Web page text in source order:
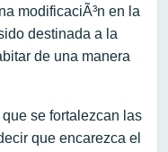
modificaciÃ³n en la
destinada a la
de una manera
se fortalezcan las
que encarezca el